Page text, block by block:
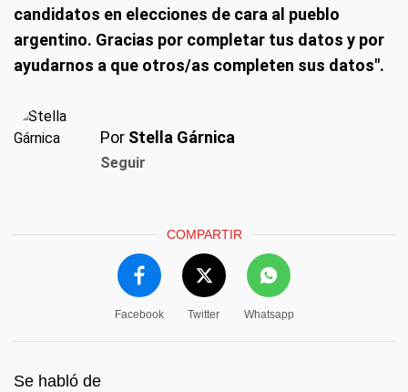
candidatos en elecciones de cara al pueblo
argentino. Gracias por completar tus datos y por
ayudarnos a que otros/as completen sus datos".
Por Stella Gárnica
Seguir
COMPARTIR
Facebook Twitter Whatsapp
Se habló de